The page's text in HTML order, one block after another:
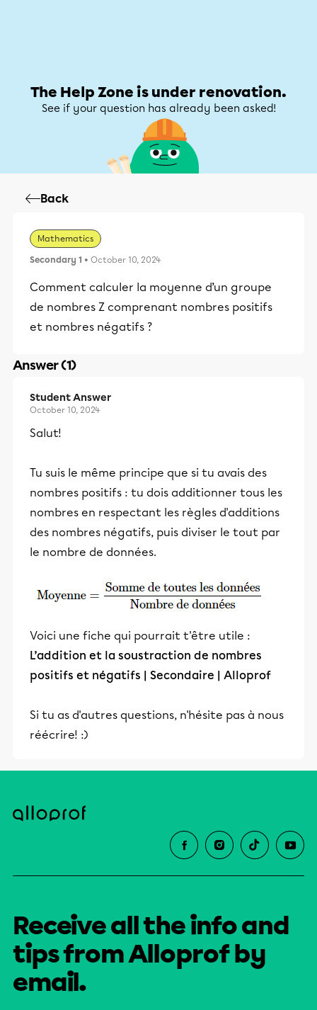
The Help Zone is under renovation.
See if your question has already been asked!
Back
Mathematics
Secondary 1 • October 10, 2024
Comment calculer la moyenne d’un groupe
de nombres Z comprenant nombres positifs
et nombres négatifs ?
Answer (1)
Student Answer
October 10, 2024
Salut!
Tu suis le même principe que si tu avais des
nombres positifs : tu dois additionner tous les
nombres en respectant les règles d'additions
des nombres négatifs, puis diviser le tout par
le nombre de données.
Voici une fiche qui pourrait t'être utile :
L’addition et la soustraction de nombres
positifs et négatifs | Secondaire | Alloprof
Si tu as d'autres questions, n'hésite pas à nous
réécrire! :)
Receive all the info and
tips from Alloprof by
email.